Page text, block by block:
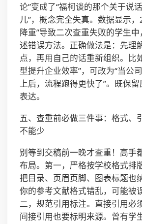
论”变成了“福柯谈的那个关于说
儿”，概念完全失真。数据显示
降重”导致二次查重失败的学生
述错误方法。正确做法是：先理
点，再用自己的话重新组织。比
型提升企业效率”，可改为“当公
上后，流程跑得更快了”。既保
表达。
五、查重前必做三件事：格式、
不能少
别等到交稿前一晚才查重！高手
布局。第一，严格按学校格式排
把目录、页眉页脚、图表标题也
你的参考文献格式错乱，可能被
二，规范引用标注。直接引用必
间接引用也要标明来源。曾有学